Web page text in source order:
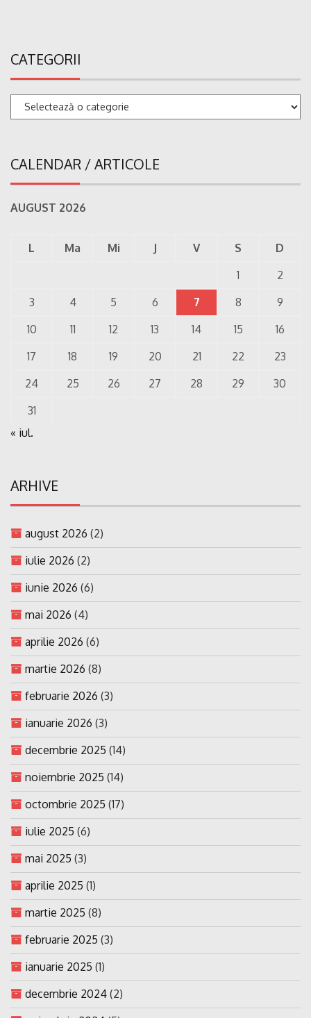
CATEGORII
Categorii
CALENDAR / ARTICOLE
AUGUST 2026
L Ma Mi J V S
D
1
2
3
4 5 6 7 8
9
10
11 12 13 14 15
16
17
18 19 20 21 22
23
24
25 26 27 28 29
30
31
« iul.
ARHIVE
august 2026 (2)
iulie 2026 (2)
iunie 2026 (6)
mai 2026 (4)
aprilie 2026 (6)
martie 2026 (8)
februarie 2026 (3)
ianuarie 2026 (3)
decembrie 2025 (14)
noiembrie 2025 (14)
octombrie 2025 (17)
iulie 2025 (6)
mai 2025 (3)
aprilie 2025 (1)
martie 2025 (8)
februarie 2025 (3)
ianuarie 2025 (1)
decembrie 2024 (2)